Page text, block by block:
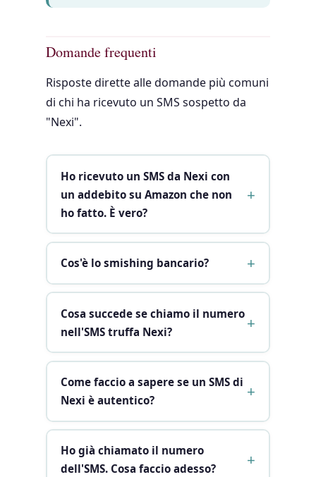
Domande frequenti
Risposte dirette alle domande più comuni
di chi ha ricevuto un SMS sospetto da
"Nexi".
Ho ricevuto un SMS da Nexi con
un addebito su Amazon che non
ho fatto. È vero?
Cos'è lo smishing bancario?
Cosa succede se chiamo il numero
nell'SMS truffa Nexi?
Come faccio a sapere se un SMS di
Nexi è autentico?
Ho già chiamato il numero
dell'SMS. Cosa faccio adesso?